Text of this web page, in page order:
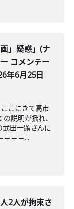
」疑惑」(ナ
コメンテー
年6月25日
こにきて高市
説明が揺れ、
武田一顕さんに
＝＝＝...
2人が拘束さ